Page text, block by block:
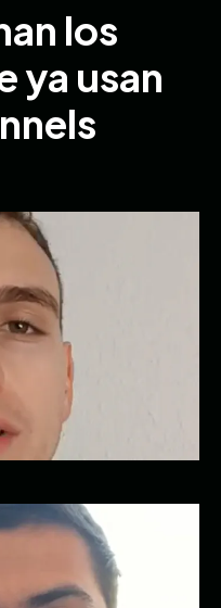
los
ya usan